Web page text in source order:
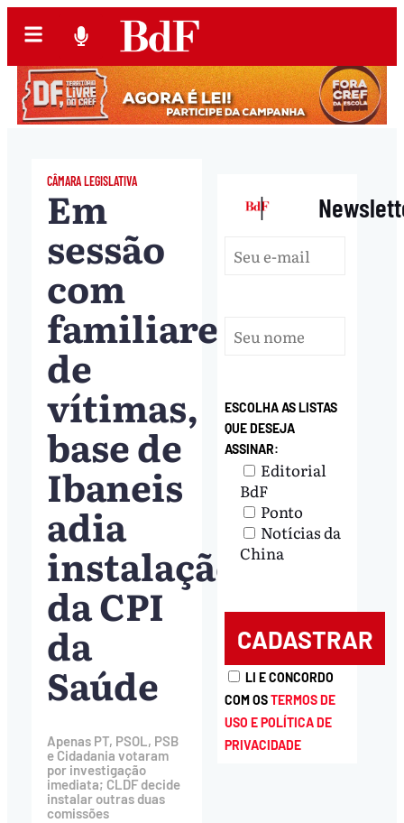
CÂMARA LEGISLATIVA
Em
sessão
com
familiares
de
vítimas,
base de
Ibaneis
adia
instalação
da CPI
da
Saúde
Apenas PT, PSOL, PSB
e Cidadania votaram
por investigação
imediata; CLDF decide
instalar outras duas
comissões
|
ESCOLHA AS LISTAS
QUE DESEJA
ASSINAR:
Editorial
BdF
Ponto
Notícias da
China
LI E CONCORDO
COM OSTERMOS DE
USO E POLÍTICA DE
PRIVACIDADE